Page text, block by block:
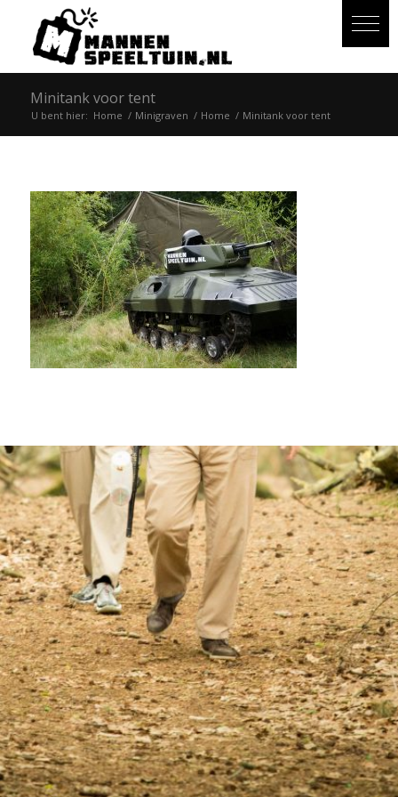
Minitank voor tent
U bent hier: Home / Minigraven / Home / Minitank voor tent